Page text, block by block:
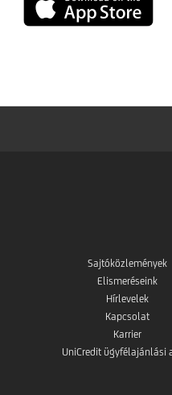
letöltése
Google
UniCredit
Sajtóközlemények
Elismeréseink
Hírlevelek
Kapcsolat
Karrier
UniCredit ügyfélajánlási